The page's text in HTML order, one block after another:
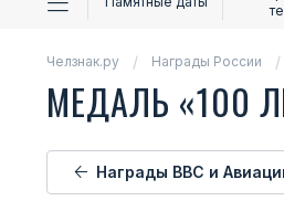
Челзнак.ру Награды России
МЕДАЛЬ «100
Награды ВВС и